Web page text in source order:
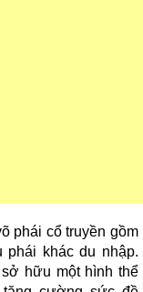
phái cổ truyền gồm
phái khác du nhập.
hữu một hình thể